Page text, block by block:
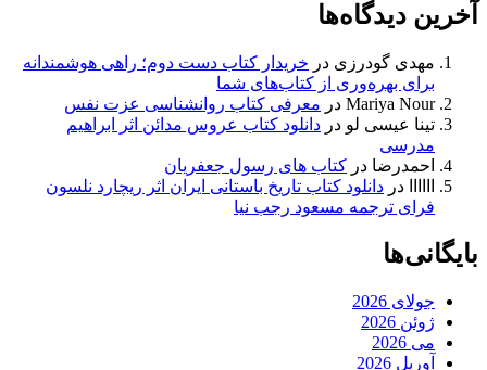
آخرین دیدگاه‌ها
مهدی گودرزی در خریدار کتاب دست دوم؛ راهی هوشمندانه
برای بهره‌وری از کتاب‌های شما
Mariya Nour در معرفی کتاب روانشناسی عزت نفس
تینا عیسی لو در دانلود کتاب عروس مدائن اثر ابراهیم
مدرسی
احمدرضا در کتاب های رسول جعفریان
در دانلود کتاب تاریخ باستانی ایران اثر ریچارد نلسون
فرای ترجمه مسعود رجب نیا
بایگانی‌ها
جولای 2026
ژوئن 2026
می 2026
آوریل 2026